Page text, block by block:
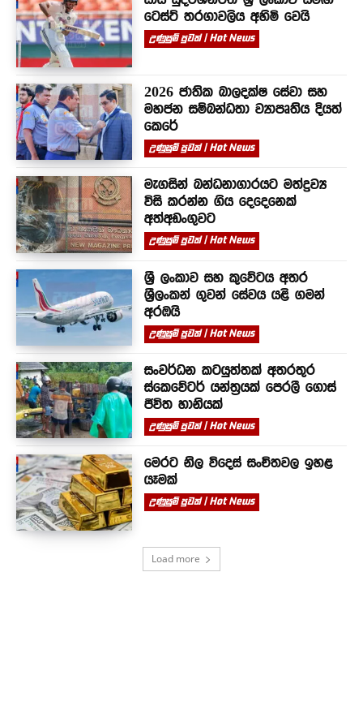
ටෙස්ට් තරගාවලිය අහිමි වෙයි
උණුසුම් පුවත් | Hot News
2026 ජාතික බාලදක්ෂ සේවා සහ
මහජන සම්බන්ධතා ව්‍යාපෘතිය දියත්
කෙරේ
උණුසුම් පුවත් | Hot News
මැගසින් බන්ධනාගාරයට මත්ද්‍රව්‍ය
විසි කරන්න ගිය දෙදෙනෙක්
අත්අඩංගුවට
උණුසුම් පුවත් | Hot News
ශ්‍රී ලංකාව සහ කුවේටය අතර
ශ්‍රීලංකන් ගුවන් සේවය යළි ගමන්
අරඹයි
උණුසුම් පුවත් | Hot News
සංවර්ධන කටයුත්තක් අතරතුර
ස්කෙවේටර් යන්ත්‍රයක් පෙරලී ගොස්
ජීවිත හානියක්
උණුසුම් පුවත් | Hot News
මෙරට නිල විදෙස් සංචිතවල ඉහළ
යෑමක්
උණුසුම් පුවත් | Hot News
Load more